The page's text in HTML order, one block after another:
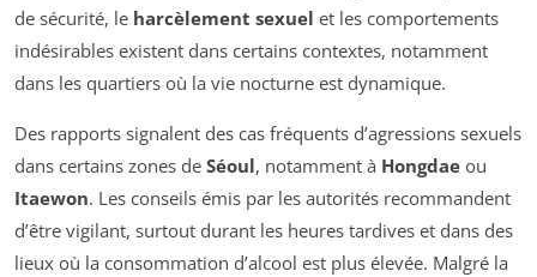
de sécurité, le harcèlement sexuel et les comportements
indésirables existent dans certains contextes, notamment
dans les quartiers où la vie nocturne est dynamique.
Des rapports signalent des cas fréquents d’agressions sexuels
dans certains zones de Séoul, notamment à Hongdae ou
Itaewon. Les conseils émis par les autorités recommandent
d’être vigilant, surtout durant les heures tardives et dans des
lieux où la consommation d’alcool est plus élevée. Malgré la